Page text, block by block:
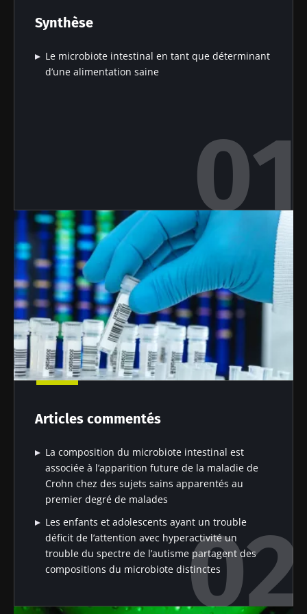
raison de « cibler » le microbiote intestinal.
Synthèse
Le microbiote intestinal en tant que déterminant
d’une alimentation saine
Articles commentés
La composition du microbiote intestinal est
associée à l’apparition future de la maladie de
Crohn chez des sujets sains apparentés au
premier degré de malades
Les enfants et adolescents ayant un trouble
déficit de l’attention avec hyperactivité un
trouble du spectre de l’autisme partagent des
compositions du microbiote distinctes
Se tenir informé
Rejoignez la communauté Microbiota des
professionnels de santé et des chercheurs et
recevez le "Microbiota Digest" et le "HCP
Magazine" pour rester au courant des
dernières actualités sur le microbiote.
Ne partez pas si vite !
Rejoignez la communauté Microbiota des
recevez le "Microbiota Digest" et le "HCP
Magazine" pour rester au courant des
dernières actualités sur le microbiote.
Je souhaite m'inscrire afin de recevoir
d'autres actualités de Biocodex